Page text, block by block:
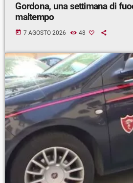
Gordona, una settimana di
maltempo
today 7 AGOSTO 2026 48